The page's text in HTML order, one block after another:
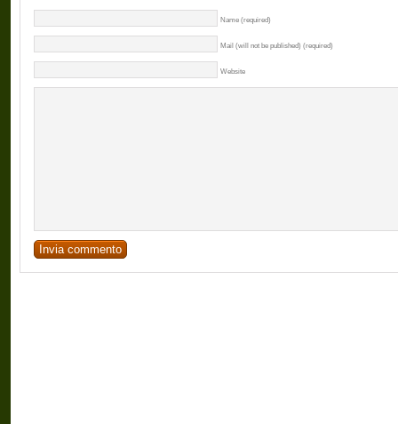
Name (required)
Mail (will not be published) (required)
Website